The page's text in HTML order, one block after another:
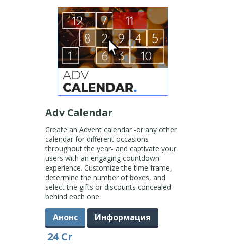
Adv Calendar
Create an Advent calendar -or any other
calendar for different occasions
throughout the year- and captivate your
users with an engaging countdown
experience. Customize the time frame,
determine the number of boxes, and
select the gifts or discounts concealed
behind each one.
Анонс Информация
24 Cr